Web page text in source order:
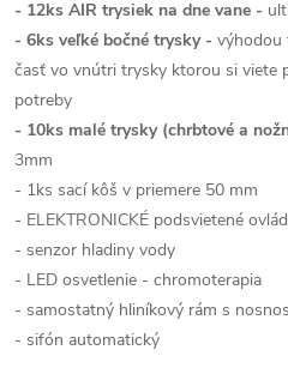
- 12ks AIR trysiek na dne vane -
- 6ks veľké bočné trysky - výhodou
časť vo vnútri trysky ktorou si viete
potreby
- 10ks malé trysky (chrbtové a
3mm
- 1ks sací kôš v priemere 50 mm
- ELEKTRONICKÉ podsvietené
- senzor hladiny vody
- LED osvetlenie - chromoterapia
- samostatný hliníkový rám s
- sifón automatický